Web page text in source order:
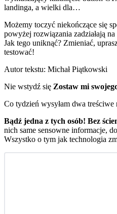
landinga, a wielki dla…
Możemy toczyć niekończące się
powyżej rozwiązania zadziałają
Jak tego uniknąć? Zmieniać,
testować!
Autor tekstu: Michał Piątkowski
Nie wstydź się Zostaw mi
Co tydzień wysyłam dwa
Bądź jedna z tych osób! Bez
nich same sensowne informacje,
Wszystko o tym jak technologia